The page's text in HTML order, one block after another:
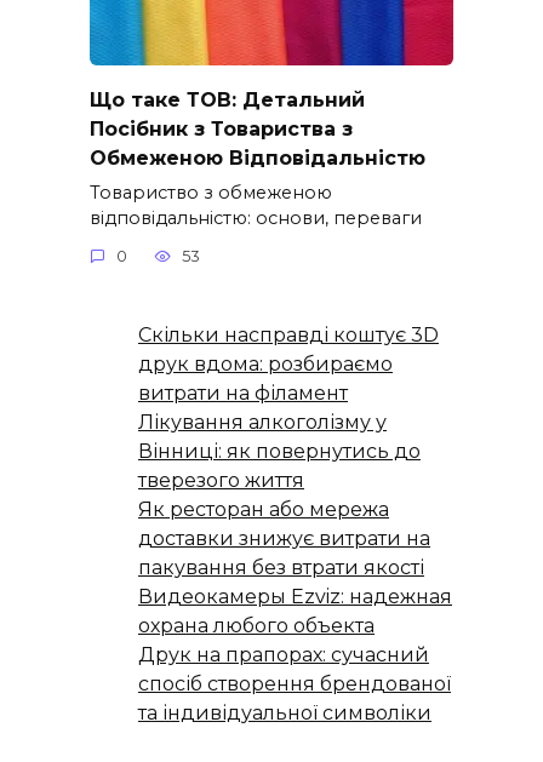
Що таке ТОВ: Детальний
Посібник з Товариства з
Обмеженою Відповідальністю
Товариство з обмеженою
відповідальністю: основи, переваги
0 53
Скільки насправді коштує 3D
друк вдома: розбираємо
витрати на філамент
Лікування алкоголізму у
Вінниці: як повернутись до
тверезого життя
Як ресторан або мережа
доставки знижує витрати на
пакування без втрати якості
Видеокамеры Ezviz: надежная
охрана любого объекта
Друк на прапорах: сучасний
спосіб створення брендованої
та індивідуальної символіки